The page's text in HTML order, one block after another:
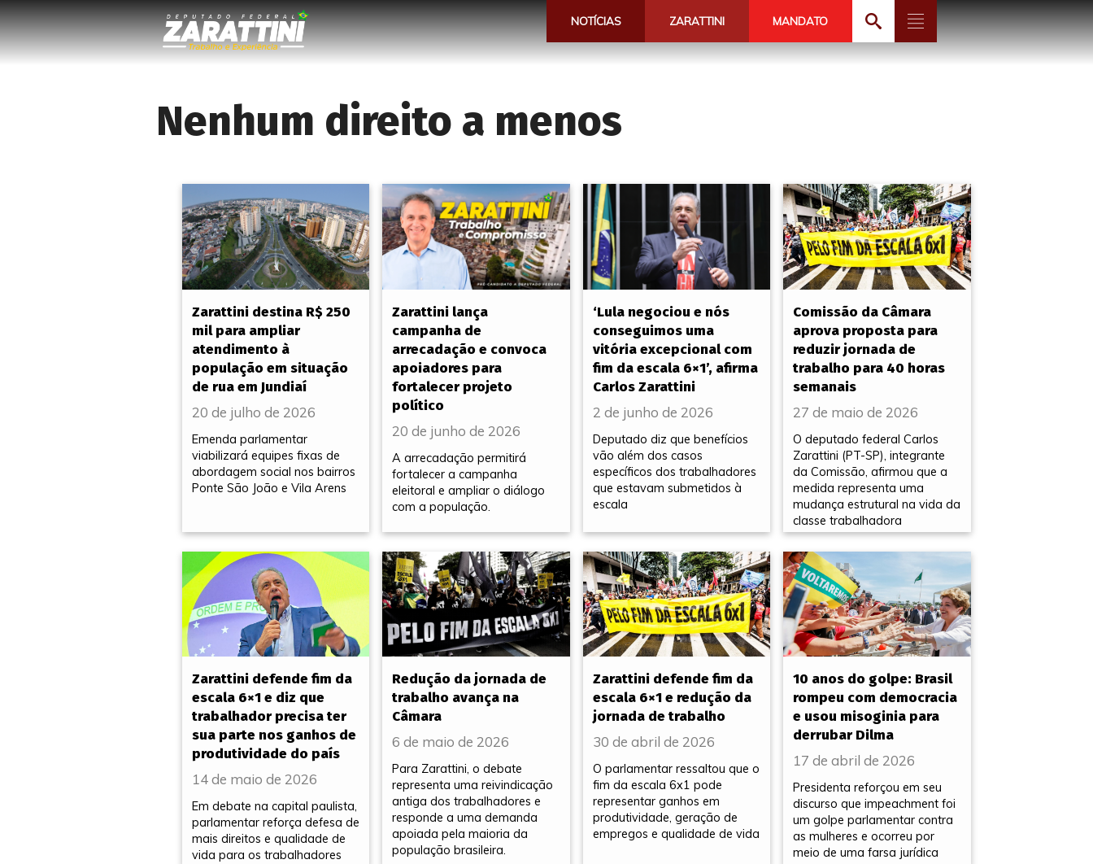
NOTÍCIAS ZARATTINI MANDATO
Nenhum direito a menos
Zarattini destina R$ 250
mil para ampliar
atendimento à
população em situação
de rua em Jundiaí
20 de julho de 2026
Emenda parlamentar
viabilizará equipes fixas de
abordagem social nos bairros
Ponte São João e Vila Arens
Zarattini lança
campanha de
arrecadação e convoca
apoiadores para
fortalecer projeto
político
20 de junho de 2026
A arrecadação permitirá
fortalecer a campanha
eleitoral e ampliar o diálogo
com a população.
‘Lula negociou e nós
conseguimos uma
vitória excepcional com
fim da escala 6×1’, afirma
Carlos Zarattini
2 de junho de 2026
Deputado diz que benefícios
vão além dos casos
específicos dos trabalhadores
que estavam submetidos à
escala
Comissão da Câmara
aprova proposta para
reduzir jornada de
trabalho para 40 horas
semanais
27 de maio de 2026
O deputado federal Carlos
Zarattini (PT-SP), integrante
da Comissão, afirmou que a
medida representa uma
mudança estrutural na vida da
classe trabalhadora
Zarattini defende fim da
escala 6×1 e diz que
trabalhador precisa ter
sua parte nos ganhos de
produtividade do país
14 de maio de 2026
Em debate na capital paulista,
parlamentar reforça defesa de
mais direitos e qualidade de
vida para os trabalhadores
Redução da jornada de
trabalho avança na
Câmara
6 de maio de 2026
Para Zarattini, o debate
representa uma reivindicação
antiga dos trabalhadores e
responde a uma demanda
apoiada pela maioria da
população brasileira.
Zarattini defende fim da
escala 6×1 e redução da
jornada de trabalho
30 de abril de 2026
O parlamentar ressaltou que o
fim da escala 6x1 pode
representar ganhos em
produtividade, geração de
empregos e qualidade de vida
10 anos do golpe: Brasil
rompeu com democracia
e usou misoginia para
derrubar Dilma
17 de abril de 2026
Presidenta reforçou em seu
discurso que impeachment foi
um golpe parlamentar contra
as mulheres e ocorreu por
meio de uma farsa jurídica